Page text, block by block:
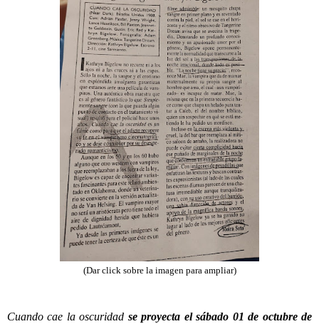
(Dar click sobre la imagen para ampliar)
Cuando cae la oscuridad se proyecta el sábado 01 de octubre de